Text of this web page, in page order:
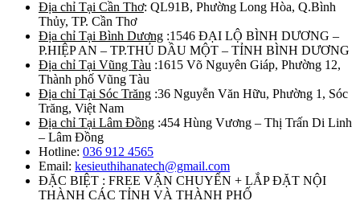
Địa chỉ Tại Cần Thơ: QL91B, Phường Long Hòa, Q.Bình
Thủy, TP. Cần Thơ
Địa chỉ Tại Bình Dương :1546 ĐẠI LỘ BÌNH DƯƠNG –
P.HIỆP AN – TP.THỦ DẦU MỘT – TỈNH BÌNH DƯƠNG
Địa chỉ Tại Vũng Tàu :1615 Võ Nguyên Giáp, Phường 12,
Thành phố Vũng Tàu
Địa chỉ Tại Sóc Trăng :36 Nguyễn Văn Hữu, Phường 1, Sóc
Trăng, Việt Nam
Địa chỉ Tại Lâm Đồng :454 Hùng Vương – Thị Trấn Di Linh
– Lâm Đồng
Hotline: 036 912 4565
Email: kesieuthihanatech@gmail.com
ĐẶC BIỆT : FREE VẬN CHUYỂN + LẮP ĐẶT NỘI
THÀNH CÁC TỈNH VÀ THÀNH PHỐ